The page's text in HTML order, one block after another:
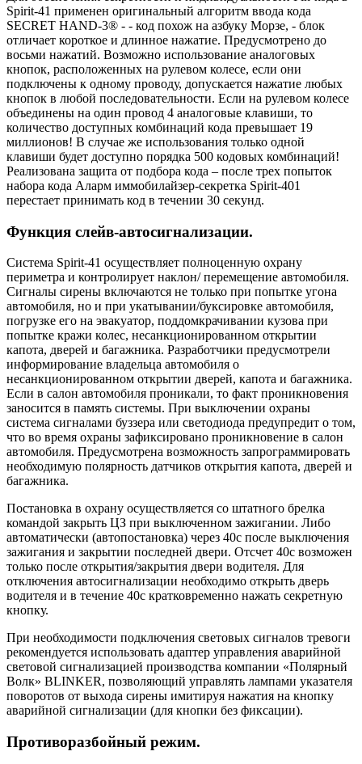
Spirit-41 применен оригинальный алгоритм ввода кода
SECRET HAND-3® - - код похож на азбуку Морзе, - блок
отличает короткое и длинное нажатие. Предусмотрено до
восьми нажатий. Возможно использование аналоговых
кнопок, расположенных на рулевом колесе, если они
подключены к одному проводу, допускается нажатие любых
кнопок в любой последовательности. Если на рулевом колесе
объединены на один провод 4 аналоговые клавиши, то
количество доступных комбинаций кода превышает 19
миллионов! В случае же использования только одной
клавиши будет доступно порядка 500 кодовых комбинаций!
Реализована защита от подбора кода – после трех попыток
набора кода Аларм иммобилайзер-секретка Spirit-401
перестает принимать код в течении 30 секунд.
Функция слейв-автосигнализации.
Система Spirit-41 осуществляет полноценную охрану
периметра и контролирует наклон/ перемещение автомобиля.
Сигналы сирены включаются не только при попытке угона
автомобиля, но и при укатывании/буксировке автомобиля,
погрузке его на эвакуатор, поддомкрачивании кузова при
попытке кражи колес, несанкционированном открытии
капота, дверей и багажника. Разработчики предусмотрели
информирование владельца автомобиля о
несанкционированном открытии дверей, капота и багажника.
Если в салон автомобиля проникали, то факт проникновения
заносится в память системы. При выключении охраны
система сигналами буззера или светодиода предупредит о том,
что во время охраны зафиксировано проникновение в салон
автомобиля. Предусмотрена возможность запрограммировать
необходимую полярность датчиков открытия капота, дверей и
багажника.
Постановка в охрану осуществляется со штатного брелка
командой закрыть ЦЗ при выключенном зажигании. Либо
автоматически (автопостановка) через 40с после выключения
зажигания и закрытии последней двери. Отсчет 40с возможен
только после открытия/закрытия двери водителя. Для
отключения автосигнализации необходимо открыть дверь
водителя и в течение 40с кратковременно нажать секретную
кнопку.
При необходимости подключения световых сигналов тревоги
рекомендуется использовать адаптер управления аварийной
световой сигнализацией производства компании «Полярный
Волк» BLINKER, позволяющий управлять лампами указателя
поворотов от выхода сирены имитируя нажатия на кнопку
аварийной сигнализации (для кнопки без фиксации).
Противоразбойный режим.